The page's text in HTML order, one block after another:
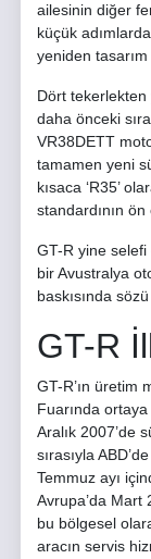
ailesinin diğer
küçük
yeniden
Dört tekerlekten
daha önceki
VR38DETT
tamamen yeni
kısaca ‘R35’
standardının ön
GT-R yine selefi
bir Avustralya
baskısında
GT-R
GT-R’ın üretim
Fuarında ortaya
Aralık 2007’de
sırasıyla
Temmuz ayı
Avrupa’da Mart
bu bölgesel
aracın servis